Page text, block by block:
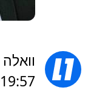
וואלה
19:57